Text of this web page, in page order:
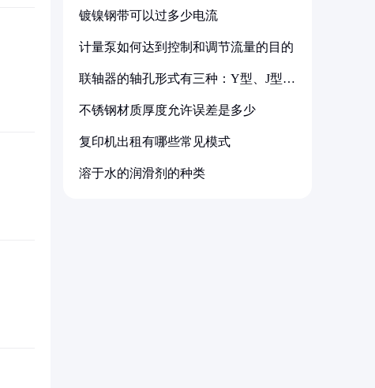
镀镍钢带可以过多少电流
计量泵如何达到控制和调节流量的目的
联轴器的轴孔形式有三种：Y型、J型、
不锈钢材质厚度允许误差是多少
复印机出租有哪些常见模式
溶于水的润滑剂的种类